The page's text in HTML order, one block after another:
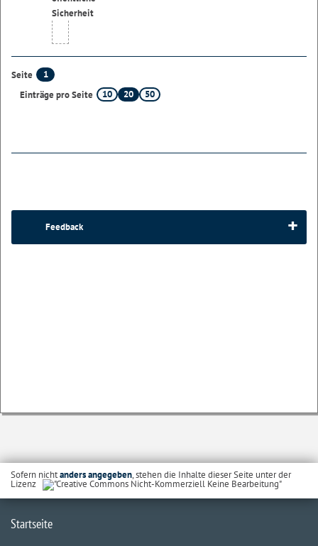
Seite
1
Einträge pro Seite
10 20 50
Feedback
Sofern nichtanders angegeben, stehen die Inhalte dieser Seite unter der
Lizenz
Startseite